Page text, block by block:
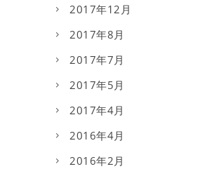
2017年12月
2017年8月
2017年7月
2017年5月
2017年4月
2016年4月
2016年2月